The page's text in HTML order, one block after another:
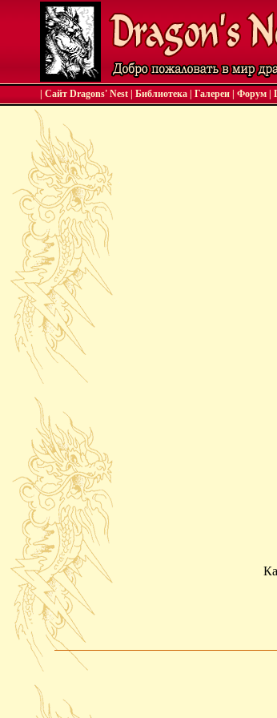
| Сайт Dragons' Nest Библиотека Галереи Форум